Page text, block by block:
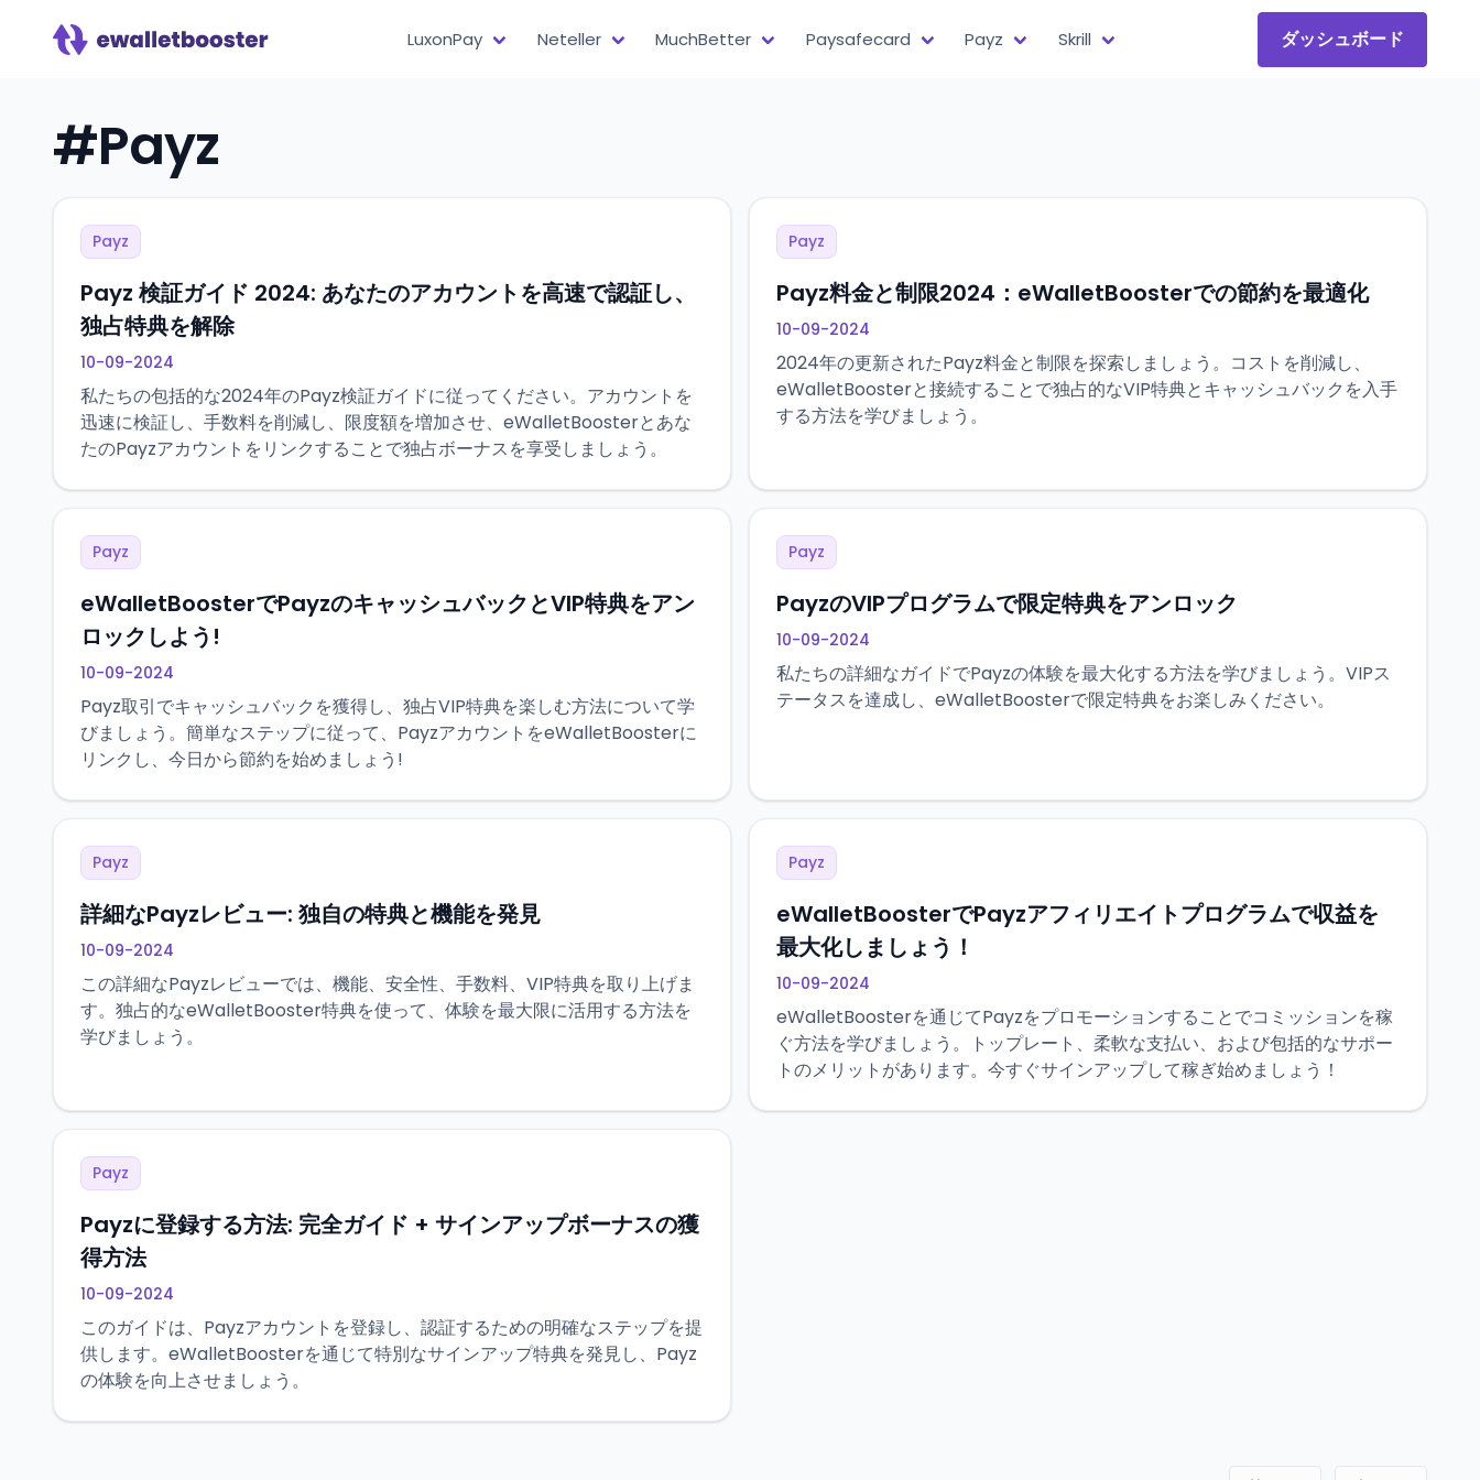
LuxonPay Neteller MuchBetter Paysafecard Payz Skrill ダッシュボード
#Payz
Payz
Payz 検証ガイド 2024: あなたのアカウントを高速で認証し、
独占特典を解除
10-09-2024
私たちの包括的な2024年のPayz検証ガイドに従ってください。アカウントを
迅速に検証し、手数料を削減し、限度額を増加させ、eWalletBoosterとあな
たのPayzアカウントをリンクすることで独占ボーナスを享受しましょう。
Payz
Payz料金と制限2024：eWalletBoosterでの節約を最適化
10-09-2024
2024年の更新されたPayz料金と制限を探索しましょう。コストを削減し、
eWalletBoosterと接続することで独占的なVIP特典とキャッシュバックを入手
する方法を学びましょう。
Payz
eWalletBoosterでPayzのキャッシュバックとVIP特典をアン
ロックしよう!
10-09-2024
Payz取引でキャッシュバックを獲得し、独占VIP特典を楽しむ方法について学
びましょう。簡単なステップに従って、PayzアカウントをeWalletBoosterに
リンクし、今日から節約を始めましょう!
Payz
PayzのVIPプログラムで限定特典をアンロック
10-09-2024
私たちの詳細なガイドでPayzの体験を最大化する方法を学びましょう。VIPス
テータスを達成し、eWalletBoosterで限定特典をお楽しみください。
Payz
詳細なPayzレビュー: 独自の特典と機能を発見
10-09-2024
この詳細なPayzレビューでは、機能、安全性、手数料、VIP特典を取り上げま
す。独占的なeWalletBooster特典を使って、体験を最大限に活用する方法を
学びましょう。
Payz
eWalletBoosterでPayzアフィリエイトプログラムで収益を
最大化しましょう！
10-09-2024
eWalletBoosterを通じてPayzをプロモーションすることでコミッションを稼
ぐ方法を学びましょう。トップレート、柔軟な支払い、および包括的なサポー
トのメリットがあります。今すぐサインアップして稼ぎ始めましょう！
Payz
Payzに登録する方法: 完全ガイド + サインアップボーナスの獲
得方法
10-09-2024
このガイドは、Payzアカウントを登録し、認証するための明確なステップを提
供します。eWalletBoosterを通じて特別なサインアップ特典を発見し、Payz
の体験を向上させましょう。